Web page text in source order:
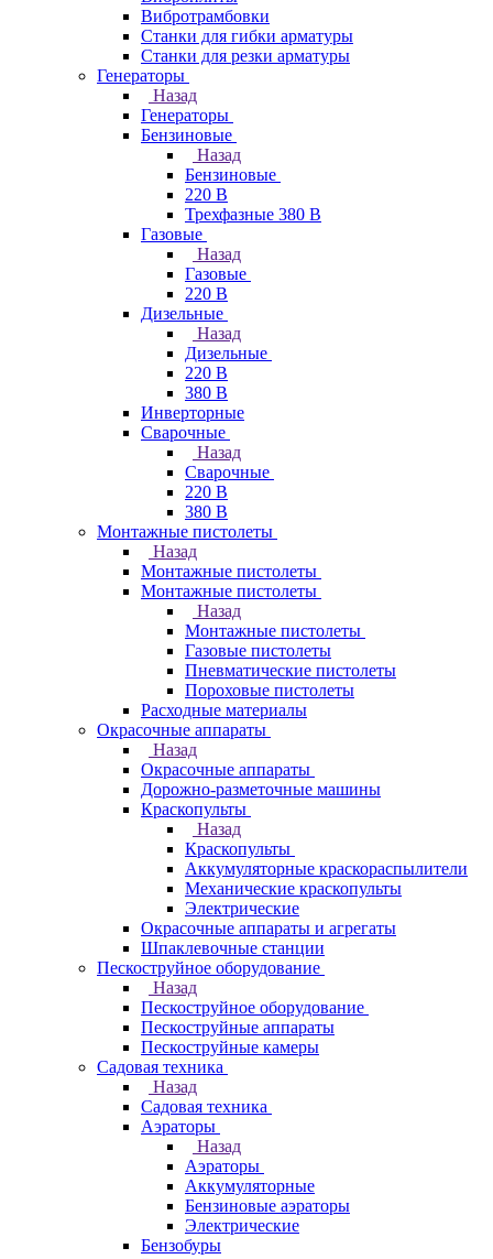
Вибротрамбовки
Станки для гибки арматуры
Станки для резки арматуры
Генераторы
Назад
Генераторы
Бензиновые
Назад
Бензиновые
220 В
Трехфазные 380 В
Газовые
Назад
Газовые
220 В
Дизельные
Назад
Дизельные
220 В
380 В
Инверторные
Сварочные
Назад
Сварочные
220 В
380 В
Монтажные пистолеты
Назад
Монтажные пистолеты
Монтажные пистолеты
Назад
Монтажные пистолеты
Газовые пистолеты
Пневматические пистолеты
Пороховые пистолеты
Расходные материалы
Окрасочные аппараты
Назад
Окрасочные аппараты
Дорожно-разметочные машины
Краскопульты
Назад
Краскопульты
Аккумуляторные краскораспылители
Механические краскопульты
Электрические
Окрасочные аппараты и агрегаты
Шпаклевочные станции
Пескоструйное оборудование
Назад
Пескоструйное оборудование
Пескоструйные аппараты
Пескоструйные камеры
Садовая техника
Назад
Садовая техника
Аэраторы
Назад
Аэраторы
Аккумуляторные
Бензиновые аэраторы
Электрические
Бензобуры